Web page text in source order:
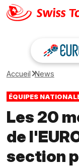
Accueil News
ÉQUIPES
Les 20
de
section